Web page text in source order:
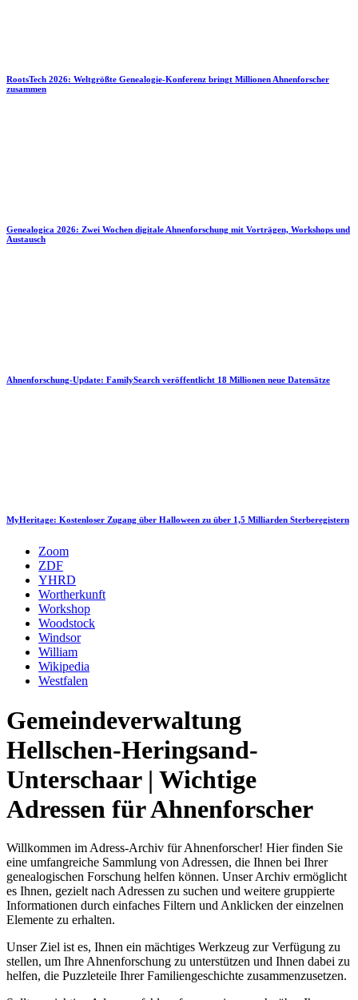
RootsTech 2026: Weltgrößte Genealogie-Konferenz bringt Millionen Ahnenforscher
zusammen
Genealogica 2026: Zwei Wochen digitale Ahnenforschung mit Vorträgen, Workshops und
Austausch
Ahnenforschung-Update: FamilySearch veröffentlicht 18 Millionen neue Datensätze
MyHeritage: Kostenloser Zugang über Halloween zu über 1,5 Milliarden Sterberegistern
Zoom
ZDF
YHRD
Wortherkunft
Workshop
Woodstock
Windsor
William
Wikipedia
Westfalen
Gemeindeverwaltung
Hellschen-Heringsand-
Unterschaar | Wichtige
Adressen für Ahnenforscher
Willkommen im Adress-Archiv für Ahnenforscher! Hier finden Sie
eine umfangreiche Sammlung von Adressen, die Ihnen bei Ihrer
genealogischen Forschung helfen können. Unser Archiv ermöglicht
es Ihnen, gezielt nach Adressen zu suchen und weitere gruppierte
Informationen durch einfaches Filtern und Anklicken der einzelnen
Elemente zu erhalten.
Unser Ziel ist es, Ihnen ein mächtiges Werkzeug zur Verfügung zu
stellen, um Ihre Ahnenforschung zu unterstützen und Ihnen dabei zu
helfen, die Puzzleteile Ihrer Familiengeschichte zusammenzusetzen.